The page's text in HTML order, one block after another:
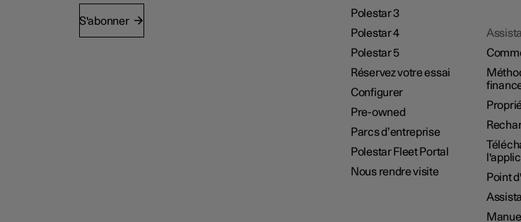
S'abonner
Polestar 3
Polestar 4
Polestar 5
Réservez votre essai
Configurer
Pre-owned
Parcs d’entreprise
Polestar Fleet Portal
Nous rendre visite
Point
Manuel